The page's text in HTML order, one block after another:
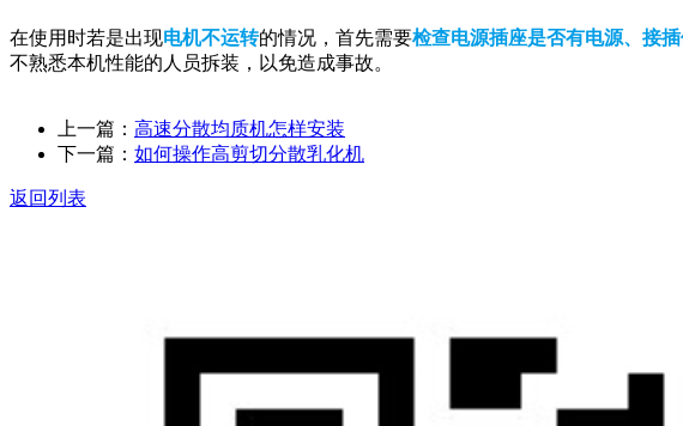
在使用时若是出现电机不运转的情况，首先需要检查电源插座是否有电源、接
不熟悉本机性能的人员拆装，以免造成事故。
上一篇： 高速分散均质机怎样安装
下一篇： 如何操作高剪切分散乳化机
返回列表